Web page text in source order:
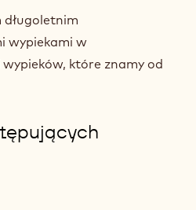
wypiekami w
które znamy od